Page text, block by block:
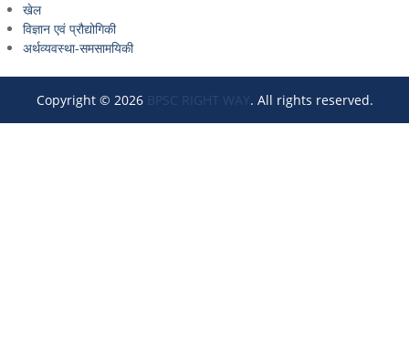
खेल
विज्ञान एवं प्रौद्योगिकी
अर्थव्यवस्था-समसामयिकी
Copyright © 2026 BPSC RIGHT WAY . All rights reserved.